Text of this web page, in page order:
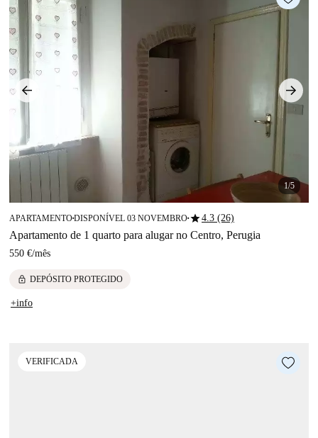
1/5
APARTAMENTO■DISPONÍVEL 03 NOVEMBRO■star4.3 (26)
Apartamento de 1 quarto para alugar no Centro, Perugia
550 €/mês
lock DEPÓSITO PROTEGIDO
+info
VERIFICADA